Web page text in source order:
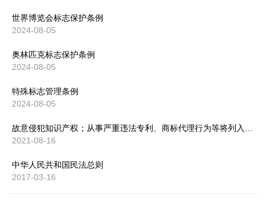
世界博览会标志保护条例
2024-08-05
奥林匹克标志保护条例
2024-08-05
特殊标志管理条例
2024-08-05
2021-08-16
中华人民共和国民法总则
2017-03-16